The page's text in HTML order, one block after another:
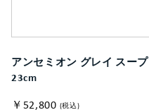
アンセミオン グレイ スー
23cm
￥52,800 (税込)